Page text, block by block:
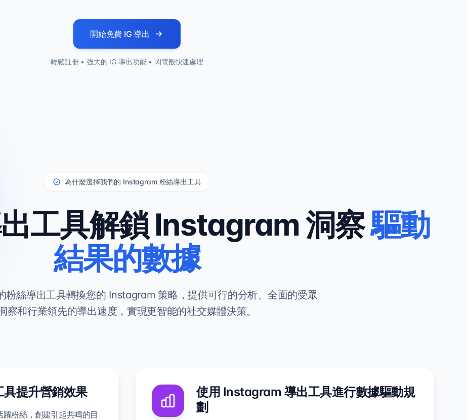
開始免費 IG 導出
輕鬆註冊 • 強大的 IG 導出功能 • 閃電般快速處理
為什麼選擇我們的 Instagram 粉絲導出工具
工具解鎖 Instagram 洞察驅動
結果的數據
粉絲導出工具轉換您的 Instagram 策略，提供可行的分析、全面的受眾
察和行業領先的導出速度，實現更智能的社交媒體決策。
提升營銷效果
粉絲，創建引起共鳴的目
使用 Instagram 導出工具進行數據驅動規
劃